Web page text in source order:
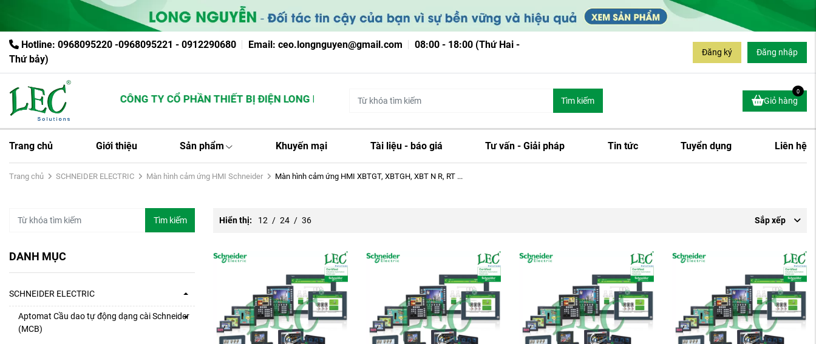
Hotline: 0968095220 -0968095221 - 0912290680 Email: ceo.longnguyen@gmail.com
08:00 - 18:00 (Thứ Hai -
Thứ bảy)
Đăng ký Đăng nhập
CÔNG TY CỔ PHẦN THIẾT BỊ ĐIỆN LONG NGUYỄN Tìm kiếm Giỏ hàng
0
Trang chủ Giới thiệu Sản phẩm Khuyến mại Tài liệu - báo giá Tư vấn - Giải pháp Tin tức Tuyển dụng Liên hệ
Trang chủ SCHNEIDER ELECTRIC Màn hình cảm ứng HMI Schneider Màn hình cảm ứng HMI XBTGT, XBTGH, XBT N R, RT ...
Tìm kiếm
DANH MỤC
SCHNEIDER ELECTRIC
Aptomat Cầu dao tự động dạng cài Schneider
(MCB)
Hiển thị: 12 / 24 / 36 Sắp xếp